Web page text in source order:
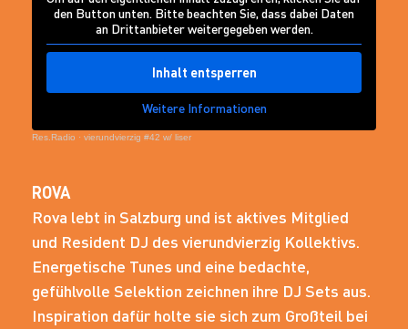
den Button unten. Bitte beachten Sie, dass dabei Daten
an Drittanbieter weitergegeben werden.
Inhalt entsperren
Weitere Informationen
Res.Radio · vierundvierzig #42 w/ liser
ROVA
Rova lebt in Salzburg und ist aktives Mitglied
und Resident DJ des vierundvierzig Kollektivs.
Energetische Tunes und eine bedachte,
gefühlvolle Selektion zeichnen ihre DJ Sets aus.
Inspiration dafür holte sie sich zum Großteil bei